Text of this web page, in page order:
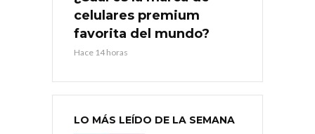
celulares premium
favorita del mundo?
Hace 14 horas
LO MÁS LEÍDO DE LA SEMANA